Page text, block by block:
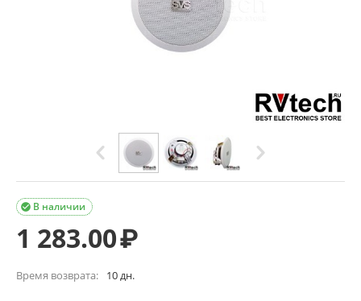
В наличии

1 283.00₽
Время возврата: 10 дн.